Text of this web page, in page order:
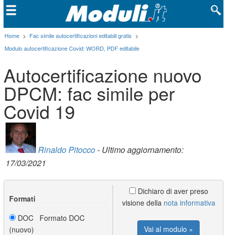
Home > Fac simile autocertificazioni editabili gratis >
Modulo autocertificazione Covid: WORD, PDF editabile
Autocertificazione nuovo
DPCM: fac simile per
Covid 19
Rinaldo Pitocco- Ultimo aggiornamento:
17/03/2021
Formati
DOC Formato DOC
(nuovo)
Dichiaro di aver preso
visione della nota informativa
Vai al modulo »